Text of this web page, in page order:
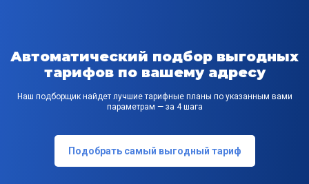
Автоматический подбор выгодных
тарифов по вашему адресу
Наш подборщик найдет лучшие тарифные планы по указанным вами
параметрам — за 4 шага
Подобрать самый выгодный тариф